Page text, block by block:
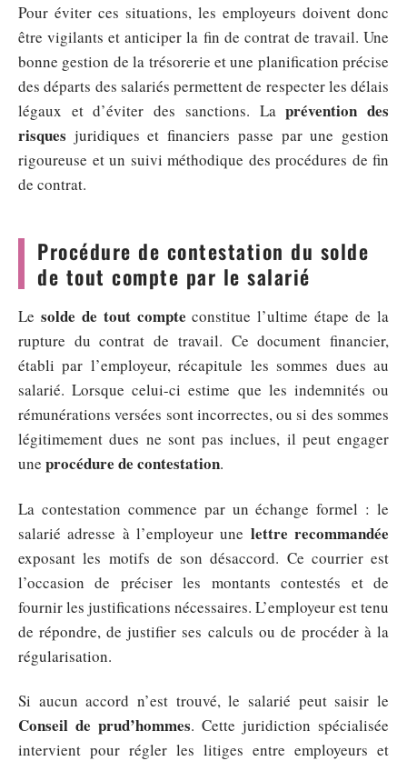
Pour éviter ces situations, les employeurs doivent donc
être vigilants et anticiper la fin de contrat de travail. Une
bonne gestion de la trésorerie et une planification précise
des départs des salariés permettent de respecter les délais
légaux et d’éviter des sanctions. Laprévention des
risques juridiques et financiers passe par une gestion
rigoureuse et un suivi méthodique des procédures de fin
de contrat.
Procédure de contestation du solde
de tout compte par le salarié
Le solde de tout compte constitue l’ultime étape de la
rupture du contrat de travail. Ce document financier,
établi par l’employeur, récapitule les sommes dues au
salarié. Lorsque celui-ci estime que les indemnités ou
rémunérations versées sont incorrectes, ou si des sommes
légitimement dues ne sont pas inclues, il peut engager
une procédure de contestation.
La contestation commence par un échange formel : le
salarié adresse à l’employeur une lettre recommandée
exposant les motifs de son désaccord. Ce courrier est
l’occasion de préciser les montants contestés et de
fournir les justifications nécessaires. L’employeur est tenu
de répondre, de justifier ses calculs ou de procéder à la
régularisation.
Si aucun accord n’est trouvé, le salarié peut saisir le
Conseil de prud’hommes. Cette juridiction spécialisée
intervient pour régler les litiges entre employeurs et